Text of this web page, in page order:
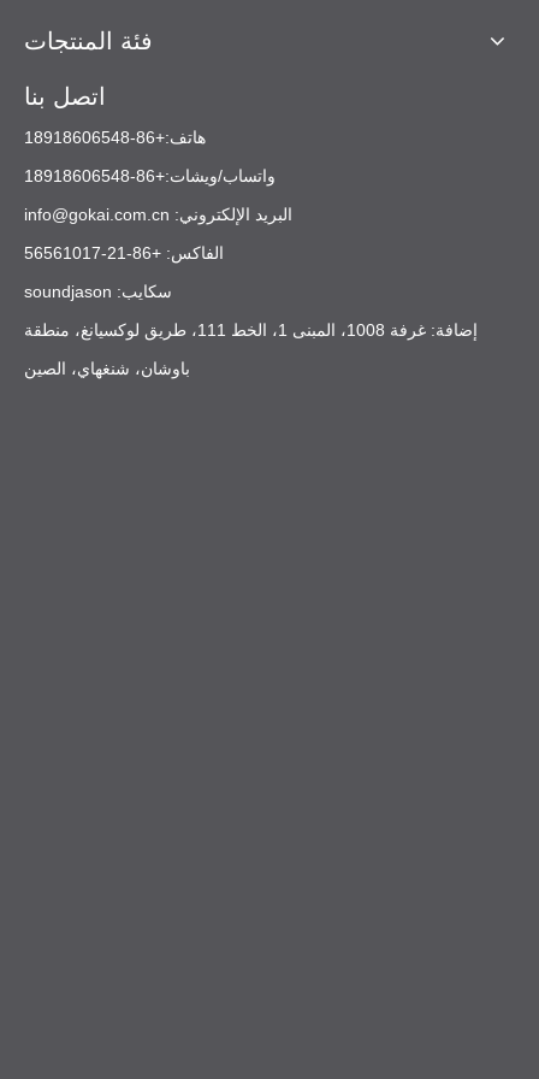
فئة المنتجات
اتصل بنا
هاتف:+86-18918606548
واتساب/ويشات:+86-18918606548
البريد الإلكتروني: info@gokai.com.cn
الفاكس: +86-21-56561017
سكايب: soundjason
إضافة: غرفة 1008، المبنى 1، الخط 111، طريق لوكسيانغ، منطقة
باوشان، شنغهاي، الصين